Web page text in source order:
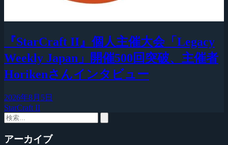
『StarCraft II』個人主催大会「Legacy
Weekly Japan」開催500回突破、主催者
Horikenさんインタビュー
2026年8月5日
StarCraft II
アーカイブ